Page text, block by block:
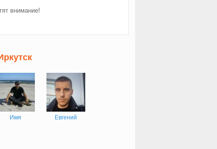
внимание!
Имя Евгений